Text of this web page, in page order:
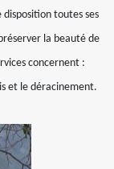
toutes ses
la beauté de
concernent :
et le déracinement.